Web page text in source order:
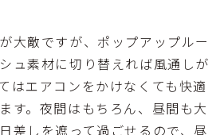
大敵ですが、ポップアップルー
ュ素材に切り替えれば風通しが
はエアコンをかけなくても快適
す。夜間はもちろん、昼間も大
差しを遮って過ごせるので、昼